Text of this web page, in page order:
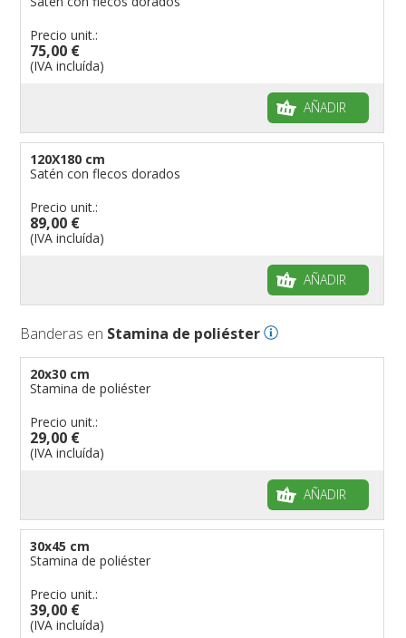
Precio unit.:
75,00 €
(IVA incluída)
AÑADIR
120X180 cm
Satén con flecos dorados
Precio unit.:
89,00 €
(IVA incluída)
AÑADIR
Banderas en Stamina de poliéster
20x30 cm
Stamina de poliéster
Precio unit.:
29,00 €
(IVA incluída)
AÑADIR
30x45 cm
Stamina de poliéster
Precio unit.:
39,00 €
(IVA incluída)